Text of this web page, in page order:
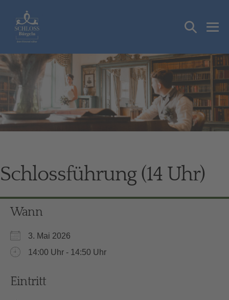
Inhalt
springen
Suche-
Schlossführung (14 Uhr)
Wann
3. Mai 2026
14:00 Uhr - 14:50 Uhr
Eintritt